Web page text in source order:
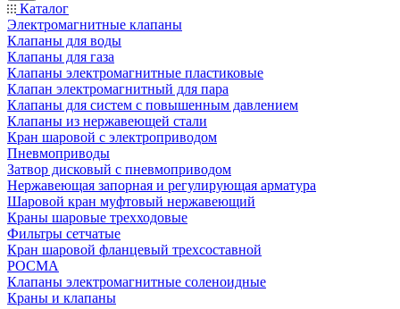
Каталог
Электромагнитные клапаны
Клапаны для воды
Клапаны для газа
Клапаны электромагнитные пластиковые
Клапан электромагнитный для пара
Клапаны для систем с повышенным давлением
Клапаны из нержавеющей стали
Кран шаровой с электроприводом
Пневмоприводы
Затвор дисковый с пневмоприводом
Нержавеющая запорная и регулирующая арматура
Шаровой кран муфтовый нержавеющий
Краны шаровые трехходовые
Фильтры сетчатые
Кран шаровой фланцевый трехсоставной
РОСМА
Клапаны электромагнитные соленоидные
Краны и клапаны